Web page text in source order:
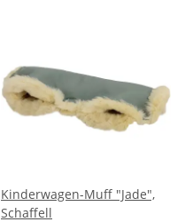
Kinderwagen-Muff "Jade",
Schaffell